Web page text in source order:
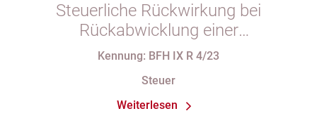
Steuerliche Rückwirkung bei
Rückabwicklung einer
Anteilsübertragung wegen Wegfalls
Kennung: BFH IX R 4/23
Steuer
Weiterlesen